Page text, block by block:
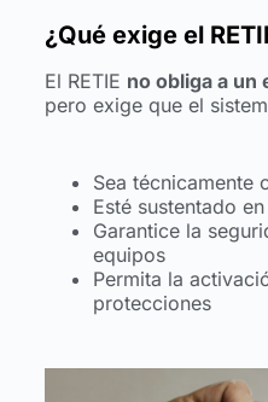
¿Qué exige el
El RETIE no obliga a un
pero exige que el
Sea técnicamente
Esté sustentado
Garantice la
equipos
Permita la
protecciones